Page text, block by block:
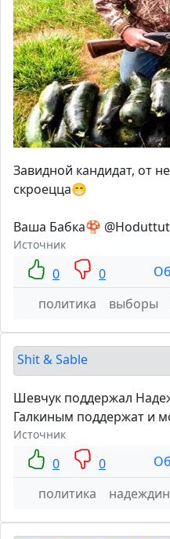
Завидной кандидат, от
скроецца😁
Ваша Бабка🍄 @Hoduttut
Источник
0 0
политика
выборы
Shit & Sable
Шевчук поддержал
Галкиным поддержат и
Источник
0 0
политика
надеждин